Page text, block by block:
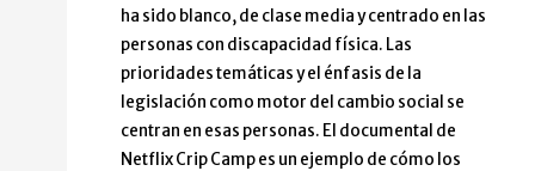
ha sido blanco, de clase media y centrado en las
personas con discapacidad física. Las
prioridades temáticas y el énfasis de la
legislación como motor del cambio social se
centran en esas personas. El documental de
Netflix Crip Camp es un ejemplo de cómo los